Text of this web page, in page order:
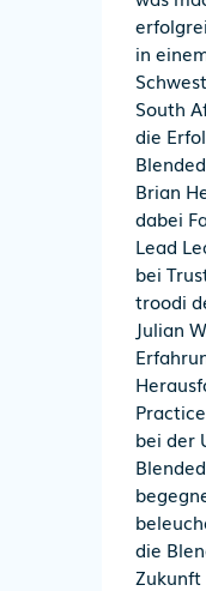
in
South
die
Brian
dabei
Lead
bei
troodi
Julian
bei der
die